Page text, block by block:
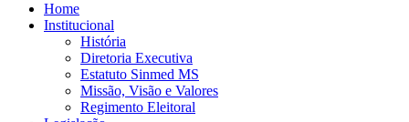
Home
Institucional
História
Diretoria Executiva
Estatuto Sinmed MS
Missão, Visão e Valores
Regimento Eleitoral